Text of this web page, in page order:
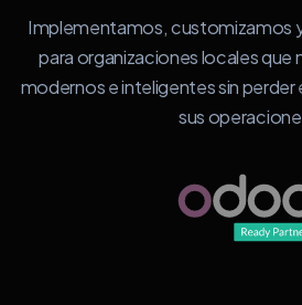
Implementamos, customizamos
para organizaciones locales
modernos e inteligentes sin
sus